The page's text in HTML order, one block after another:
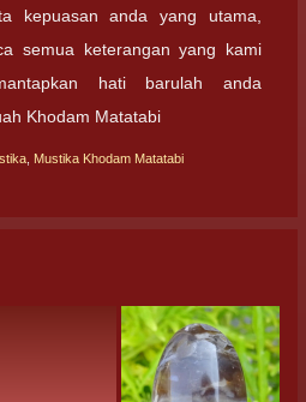
kepuasan anda yang utama,
semua keterangan yang kami
hati barulah anda
Khodam Matatabi
Mustika Khodam Matatabi